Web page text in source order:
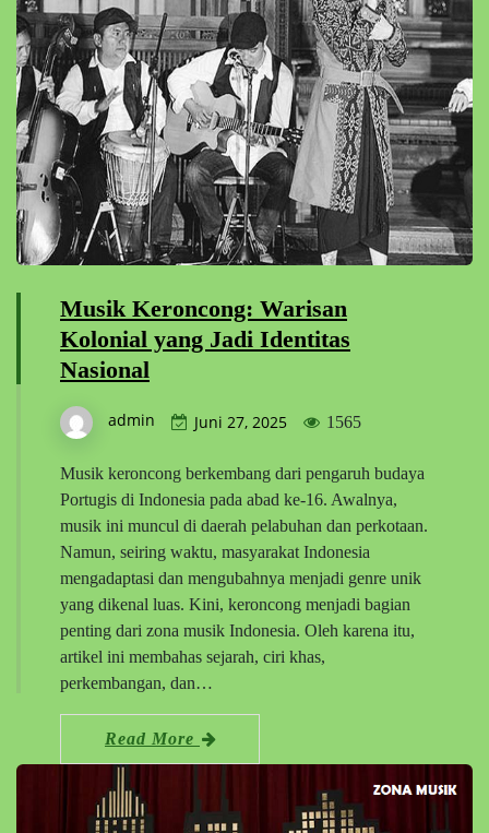
Musik Keroncong: Warisan
Kolonial yang Jadi Identitas
Nasional
admin Juni 27, 2025 1565
Musik keroncong berkembang dari pengaruh budaya
Portugis di Indonesia pada abad ke-16. Awalnya,
musik ini muncul di daerah pelabuhan dan perkotaan.
Namun, seiring waktu, masyarakat Indonesia
mengadaptasi dan mengubahnya menjadi genre unik
yang dikenal luas. Kini, keroncong menjadi bagian
penting dari zona musik Indonesia. Oleh karena itu,
artikel ini membahas sejarah, ciri khas,
perkembangan, dan…
Read More